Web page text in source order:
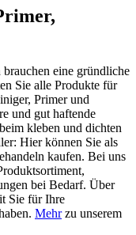
eine gründliche
Sie alle Produkte für
Primer und
und gut haftende
kleben und dichten
Hier können Sie als
kaufen. Bei uns
bei Bedarf. Über
Sie für Ihre
Mehrzu unserem